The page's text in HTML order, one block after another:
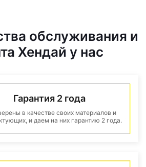
обслуживания и
Хендай у нас
Гарантия 2 года
в качестве своих материалов и
и даем на них гарантию 2 года.